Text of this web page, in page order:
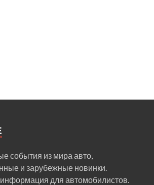
события из мира авто,
и зарубежные новинки.
для автомобилистов.